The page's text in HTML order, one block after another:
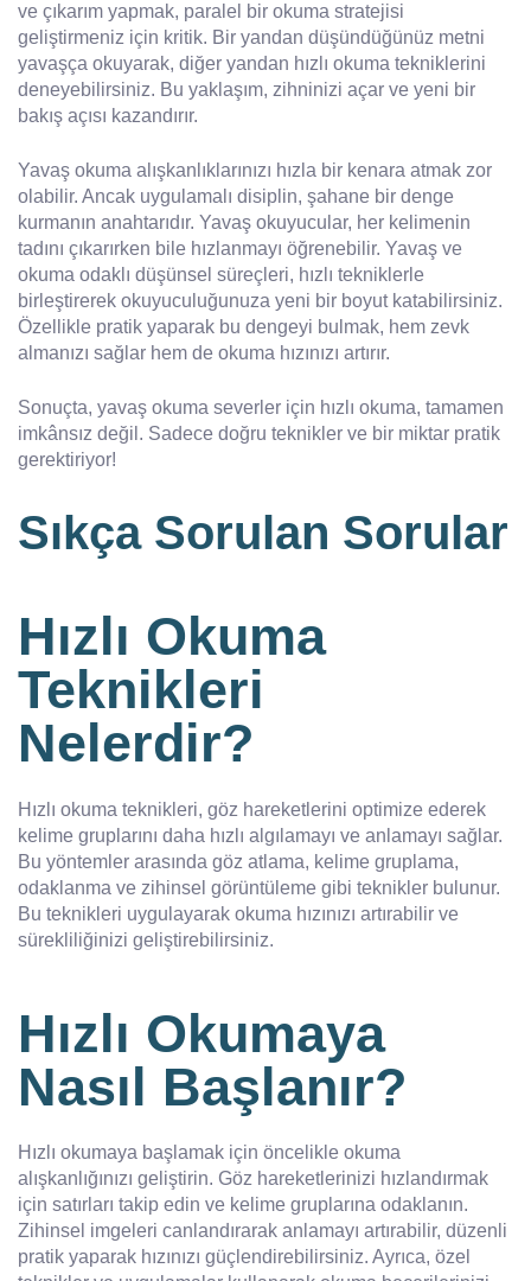
ve çıkarım yapmak, paralel bir okuma stratejisi
geliştirmeniz için kritik. Bir yandan düşündüğünüz metni
yavaşça okuyarak, diğer yandan hızlı okuma tekniklerini
deneyebilirsiniz. Bu yaklaşım, zihninizi açar ve yeni bir
bakış açısı kazandırır.
Yavaş okuma alışkanlıklarınızı hızla bir kenara atmak zor
olabilir. Ancak uygulamalı disiplin, şahane bir denge
kurmanın anahtarıdır. Yavaş okuyucular, her kelimenin
tadını çıkarırken bile hızlanmayı öğrenebilir. Yavaş ve
okuma odaklı düşünsel süreçleri, hızlı tekniklerle
birleştirerek okuyuculuğunuza yeni bir boyut katabilirsiniz.
Özellikle pratik yaparak bu dengeyi bulmak, hem zevk
almanızı sağlar hem de okuma hızınızı artırır.
Sonuçta, yavaş okuma severler için hızlı okuma, tamamen
imkânsız değil. Sadece doğru teknikler ve bir miktar pratik
gerektiriyor!
Sıkça Sorulan Sorular
Hızlı Okuma
Teknikleri
Nelerdir?
Hızlı okuma teknikleri, göz hareketlerini optimize ederek
kelime gruplarını daha hızlı algılamayı ve anlamayı sağlar.
Bu yöntemler arasında göz atlama, kelime gruplama,
odaklanma ve zihinsel görüntüleme gibi teknikler bulunur.
Bu teknikleri uygulayarak okuma hızınızı artırabilir ve
sürekliliğinizi geliştirebilirsiniz.
Hızlı Okumaya
Nasıl Başlanır?
Hızlı okumaya başlamak için öncelikle okuma
alışkanlığınızı geliştirin. Göz hareketlerinizi hızlandırmak
için satırları takip edin ve kelime gruplarına odaklanın.
Zihinsel imgeleri canlandırarak anlamayı artırabilir, düzenli
pratik yaparak hızınızı güçlendirebilirsiniz. Ayrıca, özel